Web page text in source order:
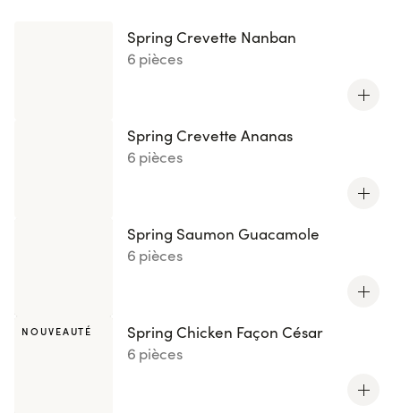
Spring Crevette Nanban
6 pièces
Spring Crevette Ananas
6 pièces
Spring Saumon Guacamole
6 pièces
NOUVEAUTÉ
Spring Chicken Façon César
6 pièces